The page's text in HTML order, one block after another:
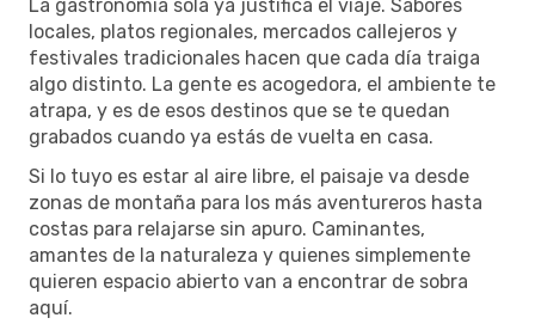
La gastronomía sola ya justifica el viaje. Sabores
locales, platos regionales, mercados callejeros y
festivales tradicionales hacen que cada día traiga
algo distinto. La gente es acogedora, el ambiente te
atrapa, y es de esos destinos que se te quedan
grabados cuando ya estás de vuelta en casa.
Si lo tuyo es estar al aire libre, el paisaje va desde
zonas de montaña para los más aventureros hasta
costas para relajarse sin apuro. Caminantes,
amantes de la naturaleza y quienes simplemente
quieren espacio abierto van a encontrar de sobra
aquí.